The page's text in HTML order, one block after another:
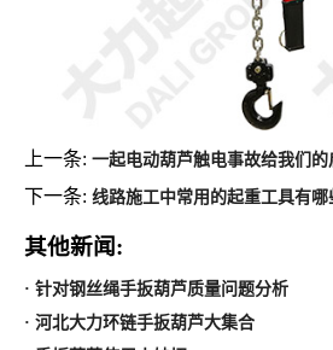
上一条: 一起电动葫芦触电事故给我们的
下一条: 线路施工中常用的起重工具有哪
其他新闻:
· 针对钢丝绳手扳葫芦质量问题分析
· 河北大力环链手扳葫芦大集合